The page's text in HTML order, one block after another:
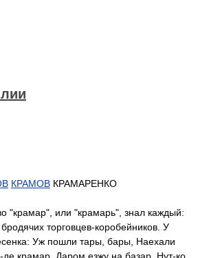
КРАМОВ КРАМАРЕНКО
"крамар", или "крамарь", знал каждый:
торговцев-коробейников. У
Уж пошли тары, бары, Наехали